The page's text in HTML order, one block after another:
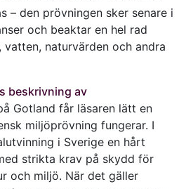
– den prövningen sker senare i
och beaktar en hel rad
naturvärden och andra
beskrivning av
Gotland får läsaren lätt en
miljöprövning fungerar. I
i Sverige en hårt
strikta krav på skydd för
och miljö. När det gäller